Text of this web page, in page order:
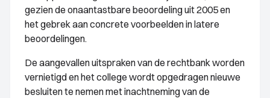
gezien de onaantastbare beoordeling uit 2005 en
het gebrek aan concrete voorbeelden in latere
beoordelingen.
De aangevallen uitspraken van de rechtbank worden
vernietigd en het college wordt opgedragen nieuwe
besluiten te nemen met inachtneming van de